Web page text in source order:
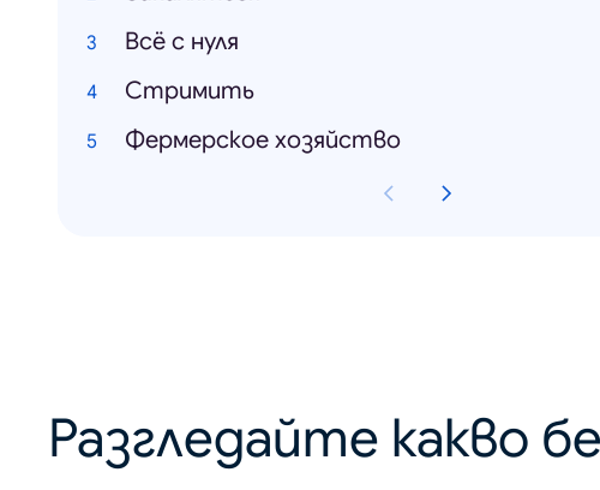
Всё с нуля
Стримить
Фермерское хозяйство
Разгледайте какво